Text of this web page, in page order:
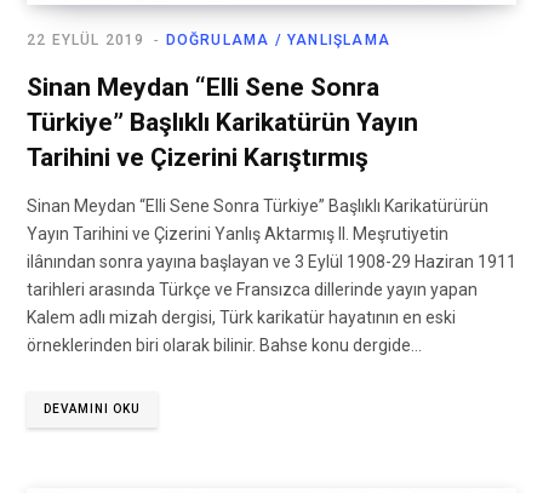
DOĞRULAMA / YANLIŞLAMA
22 EYLÜL 2019
Sinan Meydan “Elli Sene Sonra
Türkiye” Başlıklı Karikatürün Yayın
Tarihini ve Çizerini Karıştırmış
Sinan Meydan “Elli Sene Sonra Türkiye” Başlıklı Karikatürürün
Yayın Tarihini ve Çizerini Yanlış Aktarmış II. Meşrutiyetin
ilânından sonra yayına başlayan ve 3 Eylül 1908-29 Haziran 1911
tarihleri arasında Türkçe ve Fransızca dillerinde yayın yapan
Kalem adlı mizah dergisi, Türk karikatür hayatının en eski
örneklerinden biri olarak bilinir. Bahse konu dergide…
DEVAMINI OKU